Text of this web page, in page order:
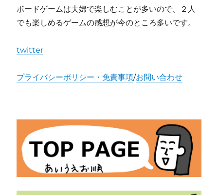
ボードゲームは夫婦で楽しむことが多いので、２人
でも楽しめるゲームの感想が今のところ多いです。
twitter
プライバシーポリシー・免責事項/お問い合わせ